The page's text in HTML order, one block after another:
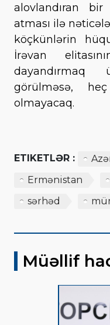
alovlandıran bir
atması ilə
köçkünlərin
İrəvan
dayandırmaq
görülməsə,
olmayacaq.
ETIKETLƏR :
Ermənistan
sərhəd
Müəllif